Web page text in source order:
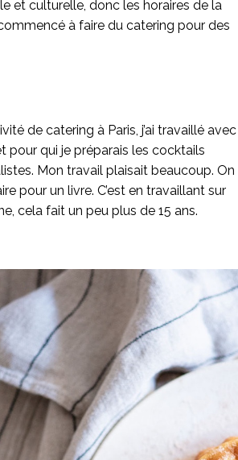
et culturelle, donc les horaires de la
à faire du catering pour des
de catering à Paris, j’ai travaillé avec
pour qui je préparais les cocktails
Mon travail plaisait beaucoup. On
pour un livre. C’est en travaillant sur
cela fait un peu plus de 15 ans.